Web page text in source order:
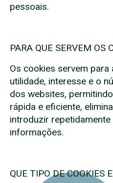
pessoais.
PARA QUE SERVEM OS
Os cookies servem
utilidade, interesse e o
dos websites,
rápida e eficiente,
introduzir
informações.
QUE TIPO DE COOKIES